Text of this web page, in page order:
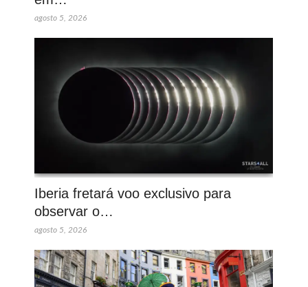
agosto 5, 2026
Iberia fretará voo exclusivo para
observar o…
agosto 5, 2026